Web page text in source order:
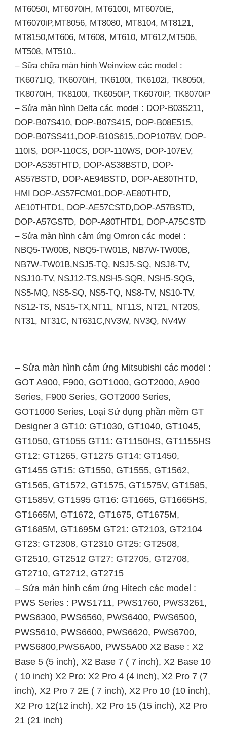
MT6050i, MT6070iH, MT6100i, MT6070iE,
MT6070iP,MT8056, MT8080, MT8104, MT8121,
MT8150,MT606, MT608, MT610, MT612,MT506,
MT508, MT510..
– Sữa chữa màn hình Weinview các model :
TK6071IQ, TK6070iH, TK6100i, TK6102i, TK8050i,
TK8070iH, TK8100i, TK6050iP, TK6070iP, TK8070iP
– Sửa màn hình Delta các model : DOP-B03S211,
DOP-B07S410, DOP-B07S415, DOP-B08E515,
DOP-B07SS411,DOP-B10S615,.DOP107BV, DOP-
110IS, DOP-110CS, DOP-110WS, DOP-107EV,
DOP-AS35THTD, DOP-AS38BSTD, DOP-
AS57BSTD, DOP-AE94BSTD, DOP-AE80THTD,
HMI DOP-AS57FCM01,DOP-AE80THTD,
AE10THTD1, DOP-AE57CSTD,DOP-A57BSTD,
DOP-A57GSTD, DOP-A80THTD1, DOP-A75CSTD
– Sửa màn hình cảm ứng Omron các model :
NBQ5-TW00B, NBQ5-TW01B, NB7W-TW00B,
NB7W-TW01B,NSJ5-TQ, NSJ5-SQ, NSJ8-TV,
NSJ10-TV, NSJ12-TS,NSH5-SQR, NSH5-SQG,
NS5-MQ, NS5-SQ, NS5-TQ, NS8-TV, NS10-TV,
NS12-TS, NS15-TX,NT11, NT11S, NT21, NT20S,
NT31, NT31C, NT631C,NV3W, NV3Q, NV4W
– Sửa màn hình cảm ứng Mitsubishi các model :
GOT A900, F900, GOT1000, GOT2000, A900
Series, F900 Series, GOT2000 Series,
GOT1000 Series, Loại Sử dụng phần mềm GT
Designer 3 GT10: GT1030, GT1040, GT1045,
GT1050, GT1055 GT11: GT1150HS, GT1155HS
GT12: GT1265, GT1275 GT14: GT1450,
GT1455 GT15: GT1550, GT1555, GT1562,
GT1565, GT1572, GT1575, GT1575V, GT1585,
GT1585V, GT1595 GT16: GT1665, GT1665HS,
GT1665M, GT1672, GT1675, GT1675M,
GT1685M, GT1695M GT21: GT2103, GT2104
GT23: GT2308, GT2310 GT25: GT2508,
GT2510, GT2512 GT27: GT2705, GT2708,
GT2710, GT2712, GT2715
– Sửa màn hình cảm ứng Hitech các model :
PWS Series : PWS1711, PWS1760, PWS3261,
PWS6300, PWS6560, PWS6400, PWS6500,
PWS5610, PWS6600, PWS6620, PWS6700,
PWS6800,PWS6A00, PWS5A00 X2 Base : X2
Base 5 (5 inch), X2 Base 7 ( 7 inch), X2 Base 10
( 10 inch) X2 Pro: X2 Pro 4 (4 inch), X2 Pro 7 (7
inch), X2 Pro 7 2E ( 7 inch), X2 Pro 10 (10 inch),
X2 Pro 12(12 inch), X2 Pro 15 (15 inch), X2 Pro
21 (21 inch)